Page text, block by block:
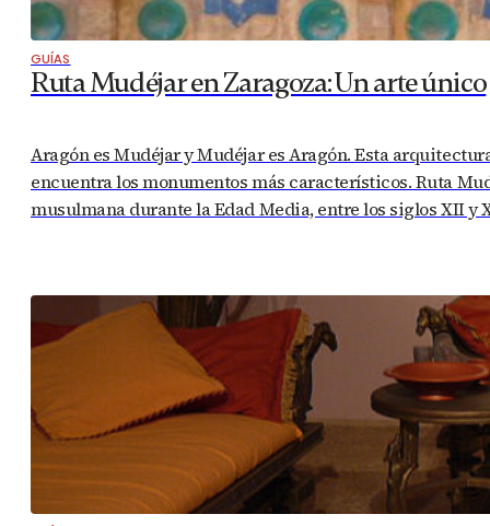
GUÍAS
Ruta Mudéjar en Zaragoza: Un arte único
Aragón es Mudéjar y Mudéjar es Aragón. Esta
encuentra los monumentos más característicos. Ruta
musulmana durante la Edad Media, entre los siglos XII y